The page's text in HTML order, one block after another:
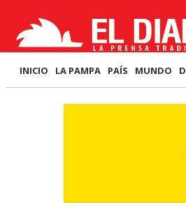
INICIO LA PAMPA PAÍS MUNDO